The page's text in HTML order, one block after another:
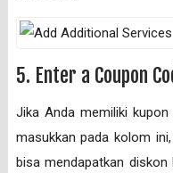
5. Enter a Coupon
Jika Anda memiliki
masukkan pada kolom
bisa mendapatkan